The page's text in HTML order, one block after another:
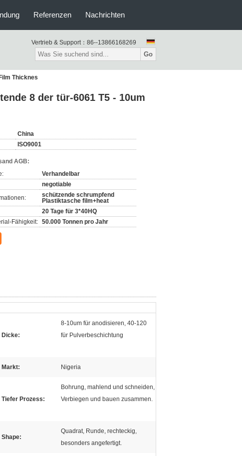
Referenzen Nachrichten
Vertrieb & Support： 86--13866168269
Go
Thicknes
8 der tür-6061 T5 - 10um
China
ISO9001
AGB:
Verhandelbar
negotiable
schützende schrumpfend
Plastiktasche film+heat
20 Tage für 3*40HQ
Fähigkeit: 50.000 Tonnen pro Jahr
Dicke:
8-10um für anodisieren, 40-120
für Pulverbeschichtung
Markt: Nigeria
Tiefer Prozess:
Bohrung, mahlend und schneiden,
Verbiegen und bauen zusammen.
Shape:
Quadrat, Runde, rechteckig,
besonders angefertigt.